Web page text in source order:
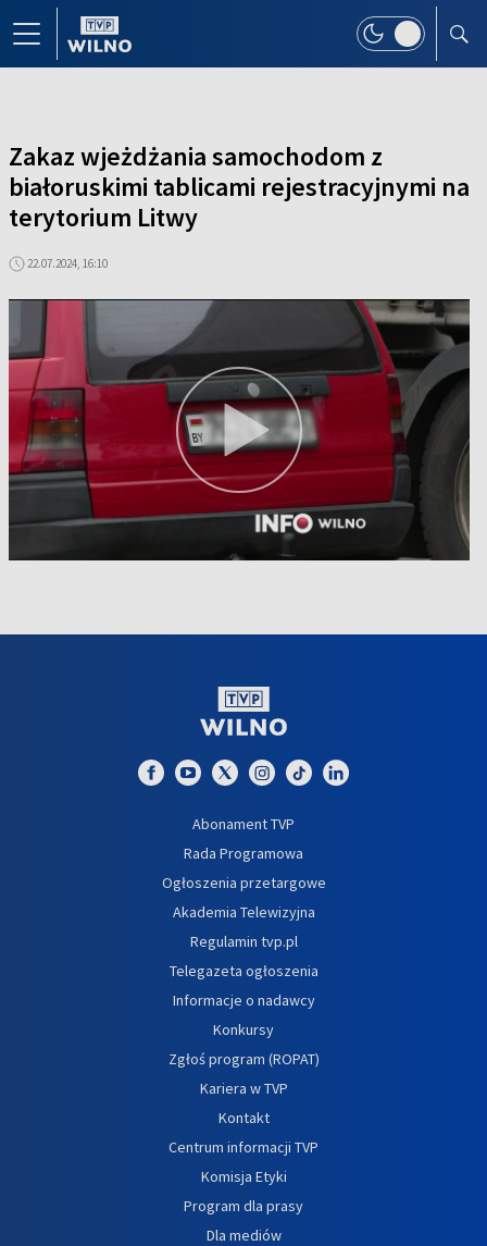
Zakaz wjeżdżania samochodom z
białoruskimi tablicami rejestracyjnymi na
terytorium Litwy
22.07.2024, 16:10
Abonament TVP
Rada Programowa
Ogłoszenia przetargowe
Akademia Telewizyjna
Regulamin tvp.pl
Telegazeta ogłoszenia
Informacje o nadawcy
Konkursy
Zgłoś program (ROPAT)
Kariera w TVP
Kontakt
Centrum informacji TVP
Komisja Etyki
Program dla prasy
Dla mediów